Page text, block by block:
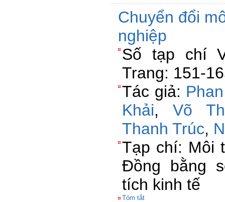
Chuyển đổi
nghiệp
Số tạp chí
Trang: 151-
Tác giả:
Khải, Võ
Thanh Trúc,
Tạp chí: Môi
Đồng bằng
tích kinh tế
Tóm tắt